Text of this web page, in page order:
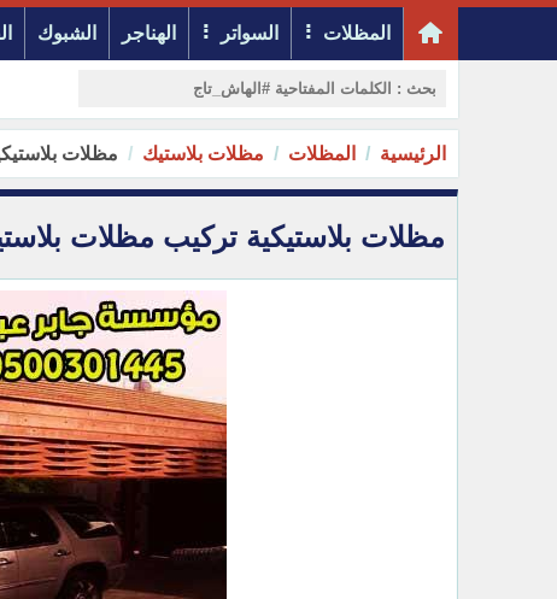
المظلات السواتر الهناجر الشبوك
الرئيسية المظلات مظلات بلاستيك مظلات بلاستيكية
مظلات بلاستيكية تركيب مظلات بلاستيك